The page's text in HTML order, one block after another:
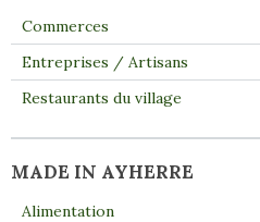
Commerces
Entreprises / Artisans
Restaurants du village
MADE IN AYHERRE
Alimentation